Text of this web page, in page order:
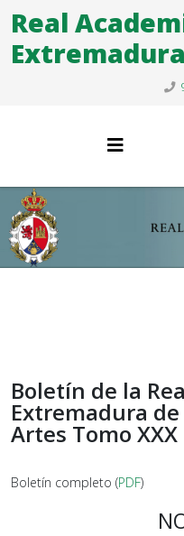
Real
Extremadura
Boletín de la
Extremadura
Artes Tomo XXX
Boletín completo (PDF)